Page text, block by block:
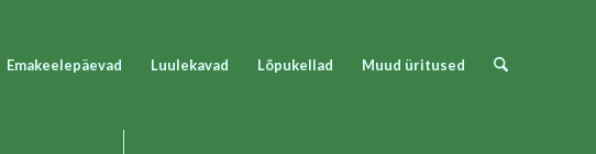
Emakeelepäevad Luulekavad Lõpukellad Muud üritused